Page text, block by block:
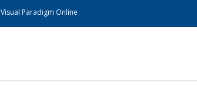
Visual Paradigm Online